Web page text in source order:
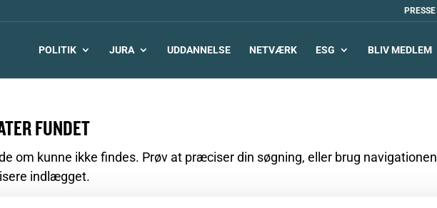
PRESSE
POLITIK JURA UDDANNELSE NETVÆRK ESG BLIV MEDLEM
FUNDET
om kunne ikke findes. Prøv at præciser din søgning, eller brug navigationen
indlægget.